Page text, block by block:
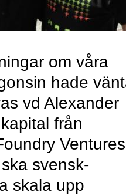
om våra
hade
vd Alexander
från
Ventures
svensk-
skala upp